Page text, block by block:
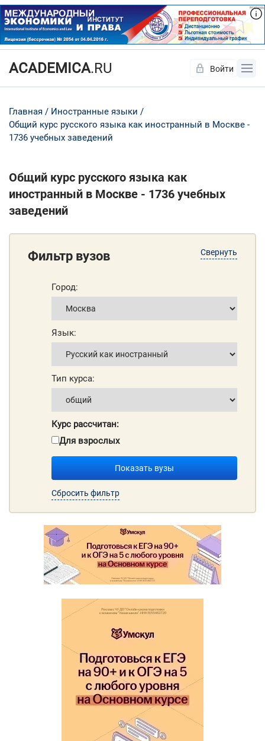
ACADEMICA.RU Войти
Главная
Иностранные языки
Общий курс русского языка как иностранный в Москве -
1736 учебных заведений
Общий курс русского языка как
иностранный в Москве - 1736 учебных
заведений
Свернуть
Фильтр вузов
Город:
Язык:
Тип курса:
Курс рассчитан:
Для взрослых
Показать вузы
Сбросить фильтр
Да Нет